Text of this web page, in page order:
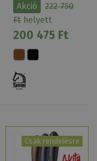
Tatti…
Akció
222 750
Ft helyett
200 475 Ft
Csak rendelésre